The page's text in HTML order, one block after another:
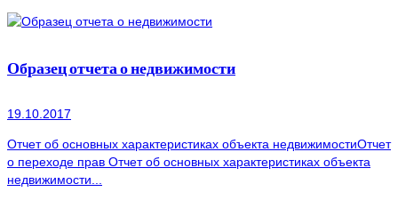
Образец отчета о недвижимости
19.10.2017
Отчет об основных характеристиках объекта недвижимостиОтчет
о переходе прав Отчет об основных характеристиках объекта
недвижимости...